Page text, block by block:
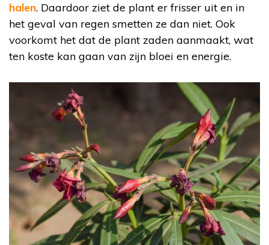
halen. Daardoor ziet de plant er frisser uit en in
het geval van regen smetten ze dan niet. Ook
voorkomt het dat de plant zaden aanmaakt, wat
ten koste kan gaan van zijn bloei en energie.